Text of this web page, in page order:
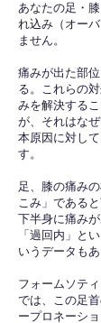
あなたの足・
れ込み（オー
ません。
痛みが出た部
る。これらの
みを解決する
が、それはな
本原因に対し
す。
足、膝の痛み
こみ」である
下半身に痛み
「過回内」と
いうデータもあ
フォームソテ
では、この足
ープロネーシ